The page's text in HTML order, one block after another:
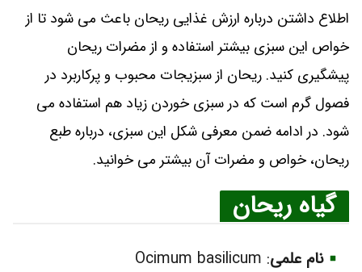
اطلاع داشتن درباره ارزش غذایی ریحان باعث می شود تا از
خواص این سبزی بیشتر استفاده و از مضرات ریحان
پیشگیری کنید. ریحان از سبزیجات محبوب و پرکاربرد در
فصول گرم است که در سبزی خوردن زیاد هم استفاده می
شود. در ادامه ضمن معرفی شکل این سبزی، درباره طبع
ریحان، خواص و مضرات آن بیشتر می خوانید.
گیاه ریحان
نام علمی: Ocimum basilicum